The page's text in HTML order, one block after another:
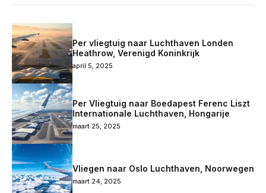
Per vliegtuig naar Luchthaven Londen
Heathrow, Verenigd Koninkrijk
april 5, 2025
Per Vliegtuig naar Boedapest Ferenc Liszt
Internationale Luchthaven, Hongarije
maart 25, 2025
Vliegen naar Oslo Luchthaven, Noorwegen
maart 24, 2025